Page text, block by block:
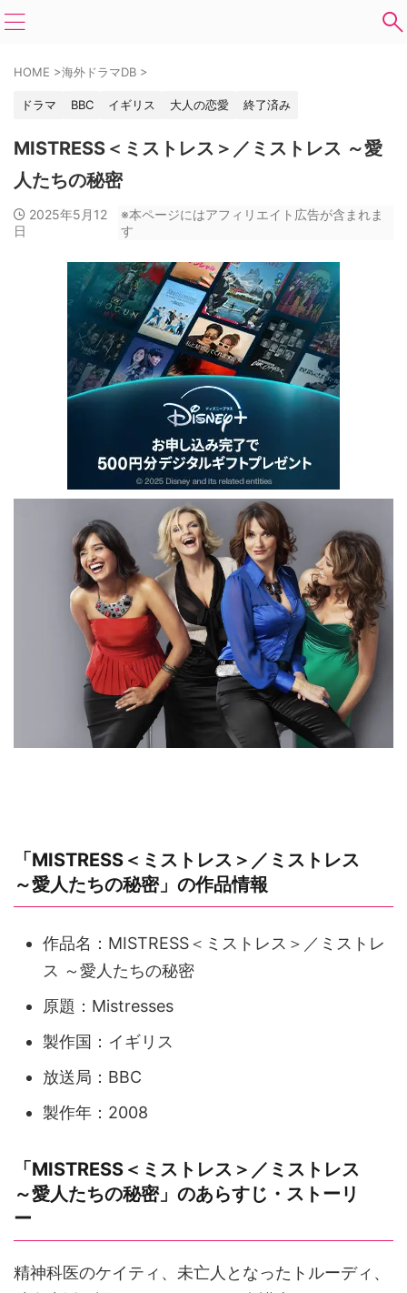
HOME >海外ドラマDB >
ドラマ BBC イギリス 大人の恋愛 終了済み
MISTRESS＜ミストレス＞／ミストレス ～愛
人たちの秘密
2025年5月12
日
※本ページにはアフィリエイト広告が含まれま
す
「MISTRESS＜ミストレス＞／ミストレス
～愛人たちの秘密」の作品情報
作品名：MISTRESS＜ミストレス＞／ミストレ
ス ～愛人たちの秘密
原題：Mistresses
製作国：イギリス
放送局：BBC
製作年：2008
「MISTRESS＜ミストレス＞／ミストレス
～愛人たちの秘密」のあらすじ・ストーリ
ー
精神科医のケイティ、未亡人となったトルーディ、